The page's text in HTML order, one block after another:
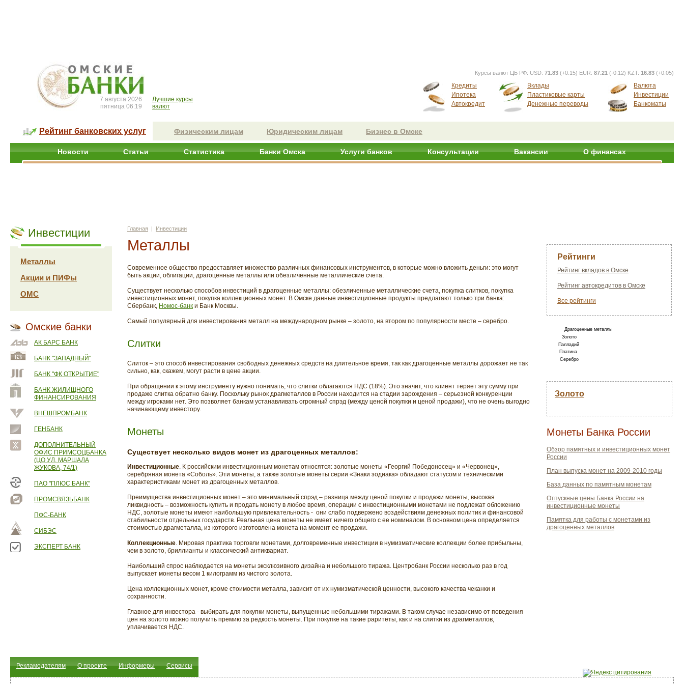
7 августа 2026
пятница 06:19
Лучшие курсы
валют
Курсы валют ЦБ РФ: USD: 71.83 (+0.15) EUR: 87.21 (-0.12) KZT: 16.83 (+0.05)
Кредиты
Ипотека
Автокредит
Вклады
Пластиковые карты
Денежные переводы
Валюта
Инвестиции
Банкоматы
Рейтинг банковских услуг Физическим лицам Юридическим лицам Бизнес в Омске
Новости Статьи Статистика Банки Омска Услуги банков Консультации Вакансии О финансах
Инвестиции
Металлы
Акции и ПИФы
ОМС
Омские банки
АК БАРС БАНК
БАНК "ЗАПАДНЫЙ"
БАНК "ФК ОТКРЫТИЕ"
БАНК ЖИЛИЩНОГО
ФИНАНСИРОВАНИЯ
ВНЕШПРОМБАНК
ГЕНБАНК
ДОПОЛНИТЕЛЬНЫЙ
ОФИС ПРИМСОЦБАНКА
(ЦО УЛ. МАРШАЛА
ЖУКОВА, 74/1)
ПАО "ПЛЮС БАНК"
ПРОМСВЯЗЬБАНК
ПФС-БАНК
СИБЭС
ЭКСПЕРТ БАНК
Главная | Инвестиции
Металлы
Современное общество предоставляет множество различных финансовых инструментов, в которые можно вложить деньги: это могут
быть акции, облигации, драгоценные металлы или обезличенные металлические счета.
Существует несколько способов инвестиций в драгоценные металлы: обезличенные металлические счета, покупка слитков, покупка
инвестиционных монет, покупка коллекционных монет. В Омске данные инвестиционные продукты предлагают только три банка:
Сбербанк, Номос-банк и Банк Москвы.
Самый популярный для инвестирования металл на международном рынке – золото, на втором по популярности месте – серебро.
Слитки
Слиток – это способ инвестирования свободных денежных средств на длительное время, так как драгоценные металлы дорожает не так
сильно, как, скажем, могут расти в цене акции.
При обращении к этому инструменту нужно понимать, что слитки облагаются НДС (18%). Это значит, что клиент теряет эту сумму при
продаже слитка обратно банку. Поскольку рынок драгметаллов в России находится на стадии зарождения – серьезной конкуренции
между игроками нет. Это позволяет банкам устанавливать огромный спрэд (между ценой покупки и ценой продажи), что не очень выгодно
начинающему инвестору.
Монеты
Существует несколько видов монет из драгоценных металлов:
Инвестиционные. К российским инвестиционным монетам относятся: золотые монеты «Георгий Победоносец» и «Червонец»,
серебряная монета «Соболь». Эти монеты, а также золотые монеты серии «Знаки зодиака» обладают статусом и техническими
характеристиками монет из драгоценных металлов.
Преимущества инвестиционных монет – это минимальный спрэд – разница между ценой покупки и продажи монеты, высокая
ликвидность – возможность купить и продать монету в любое время, операции с инвестиционными монетами не подлежат обложению
НДС, золотые монеты имеют наибольшую привлекательность - они слабо подвержено воздействиям денежных политик и финансовой
стабильности отдельных государств. Реальная цена монеты не имеет ничего общего с ее номиналом. В основном цена определяется
стоимостью драгметалла, из которого изготовлена монета на момент ее продажи.
Коллекционные. Мировая практика торговли монетами, долговременные инвестиции в нумизматические коллекции более прибыльны,
чем в золото, бриллианты и классический антиквариат.
Наибольший спрос наблюдается на монеты эксклюзивного дизайна и небольшого тиража. Центробанк России несколько раз в год
выпускает монеты весом 1 килограмм из чистого золота.
Цена коллекционных монет, кроме стоимости металла, зависит от их нумизматической ценности, высокого качества чеканки и
сохранности.
Главное для инвестора - выбирать для покупки монеты, выпущенные небольшими тиражами. В таком случае независимо от поведения
цен на золото можно получить премию за редкость монеты. При покупке на такие раритеты, как и на слитки из драгметаллов,
уплачивается НДС.
Рейтинги
Рейтинг вкладов в Омске
Рейтинг автокредитов в Омске
Все рейтинги
Драгоценные металлы
Золото
Палладий
Платина
Серебро
Золото
Монеты Банка России
Обзор памятных и инвестиционных монет
России
План выпуска монет на 2009-2010 годы
База данных по памятным монетам
Отпускные цены Банка России на
инвестиционные монеты
Памятка для работы с монетами из
драгоценных металлов
Рекламодателям О проекте Информеры Сервисы